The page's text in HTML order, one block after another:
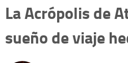
La Acrópolis de
sueño de viaje